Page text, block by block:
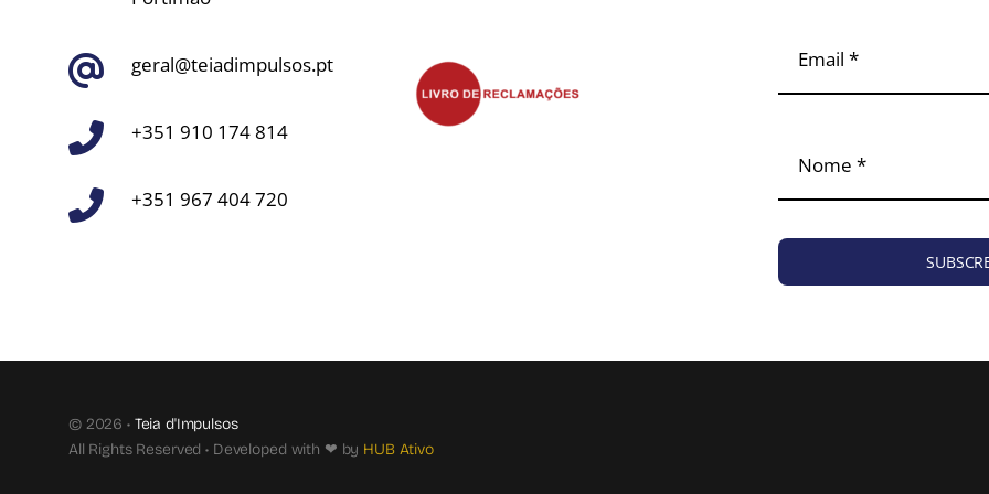
geral@teiadimpulsos.pt
+351 910 174 814
+351 967 404 720
© 2026 • Teia d'Impulsos
All Rights Reserved • Developed with ❤ by HUB Ativo